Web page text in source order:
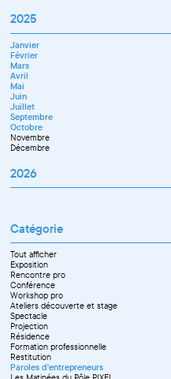
2025
Janvier
Février
Mars
Avril
Mai
Juin
Juillet
Septembre
Octobre
Novembre
Décembre
2026
Avril
Mai
Juin
Septembre
Octobre
Novembre
Catégorie
Tout afficher
Exposition
Rencontre pro
Conférence
Workshop pro
Ateliers découverte et stage
Spectacle
Projection
Résidence
Formation professionnelle
Restitution
Paroles d'entrepreneurs